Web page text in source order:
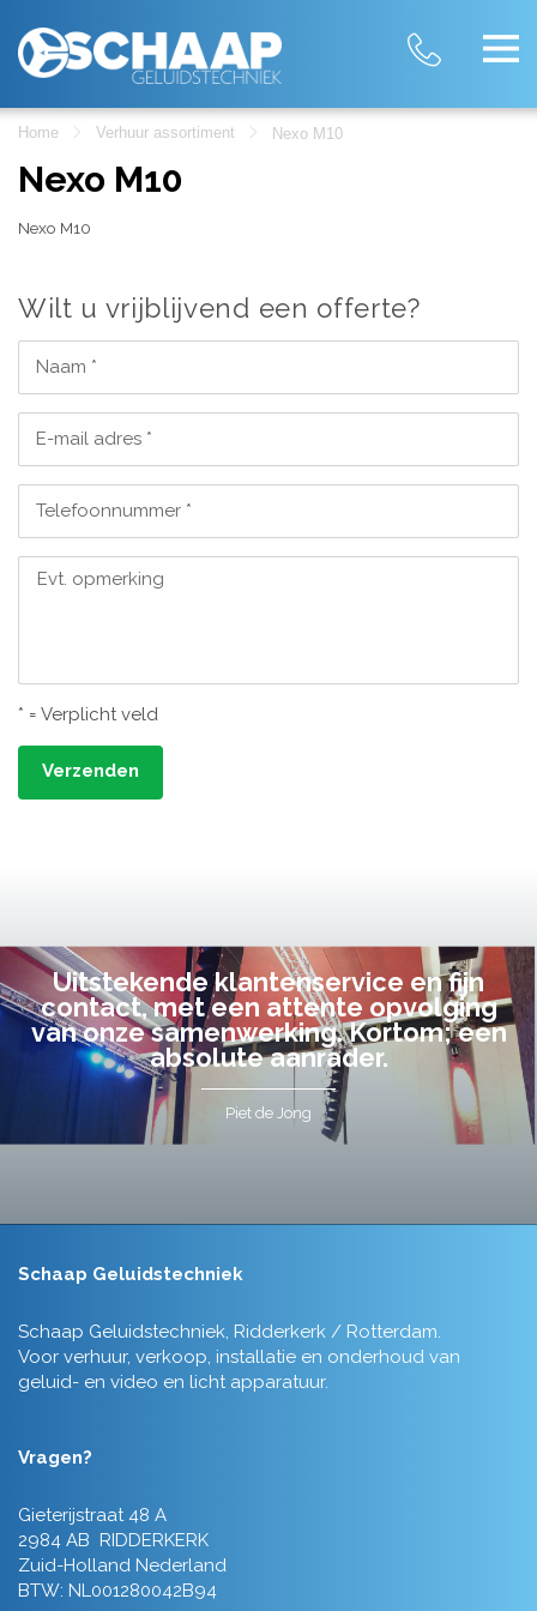
Home Verhuur assortiment Nexo M10
Nexo M10
Nexo M10
Wilt u vrijblijvend een offerte?
Naam *
E-mail adres *
Telefoonnummer *
Evt. opmerking
* = Verplicht veld
Verzenden
Uitstekende klantenservice en fijn
contact, met een attente opvolging
van onze samenwerking. Kortom; een
absolute aanrader.
Piet de Jong
Schaap Geluidstechniek
Schaap Geluidstechniek, Ridderkerk / Rotterdam.
Voor verhuur, verkoop, installatie en onderhoud van
geluid- en video en licht apparatuur.
Vragen?
Gieterijstraat 48 A
2984 AB RIDDERKERK
Zuid-Holland Nederland
BTW: NL001280042B94